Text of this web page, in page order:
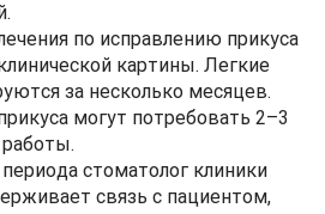
по исправлению прикуса
картины. Легкие
за несколько месяцев.
могут потребовать 2–3
стоматолог клиники
связь с пациентом,